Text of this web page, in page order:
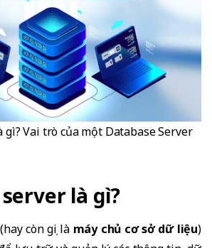
gì? Vai trò của một Database Server
là gì?
còn gọi là máy chủ cơ sở dữ liệu)